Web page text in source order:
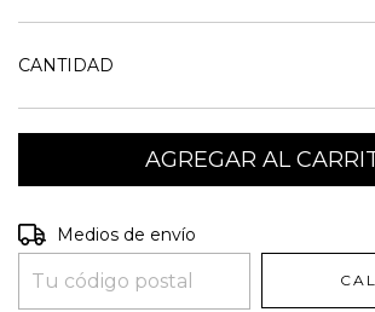
CANTIDAD
Entregas para el CP:
Medios de envío